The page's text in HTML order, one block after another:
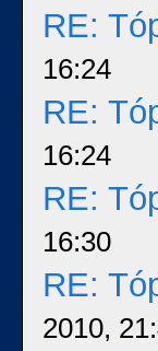
RE:
16:24
RE:
16:24
RE:
16:30
RE:
2010,